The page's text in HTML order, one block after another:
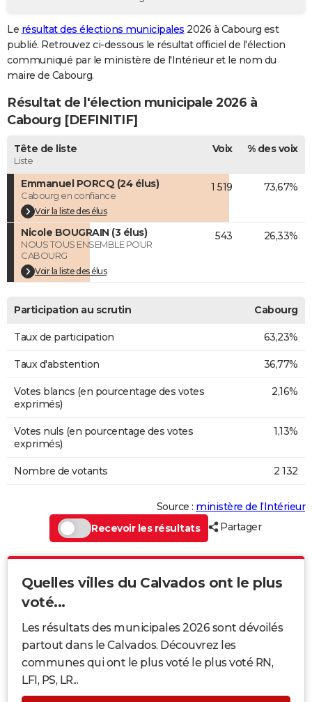
GUIDES D'ACHAT
BONS PLANS
CARTE DE VOEUX
Carte de Noël
Carte Bonne année
Carte Saint-Valentin
Carte Pâques
Carte d'anniversaire
DICTIONNAIRE
Dictionnaire
Biographies
Citations
Expressions
Proverbes
PROGRAMME TV
COPAINS D'AVANT
S'inscrire
Se connecter
Lycées
Collèges
Primaires
Universités
Entreprises
Service militaire
Avis de recherche
AVIS DE DÉCÈS
FORUM
Bricolage
Lifestyle
Culture
Sport
Auto
Television
Voyage
Cinema
Le résultat des élections municipales 2026 à Cabourg est
publié. Retrouvez ci-dessous le résultat officiel de l'élection
communiqué par le ministère de l'Intérieur et le nom du
maire de Cabourg.
Résultat de l'élection municipale 2026 à
Cabourg [DEFINITIF]
Tête de liste
Liste
Voix % des voix
Emmanuel PORCQ (24 élus)
Cabourg en confiance
Voir la liste des élus
1 519 73,67%
Nicole BOUGRAIN (3 élus)
NOUS TOUS ENSEMBLE POUR
CABOURG
Voir la liste des élus
543 26,33%
Participation au scrutin Cabourg
Taux de participation 63,23%
Taux d'abstention 36,77%
Votes blancs (en pourcentage des votes
exprimés)
2,16%
Votes nuls (en pourcentage des votes
exprimés)
1,13%
Nombre de votants 2 132
Source : ministère de l’Intérieur
Recevoir les résultats
Partager
Quelles villes du Calvados ont le plus
voté...
Les résultats des municipales 2026 sont dévoilés
partout dans le Calvados. Découvrez les
communes qui ont le plus voté le plus voté RN,
LFI, PS, LR...